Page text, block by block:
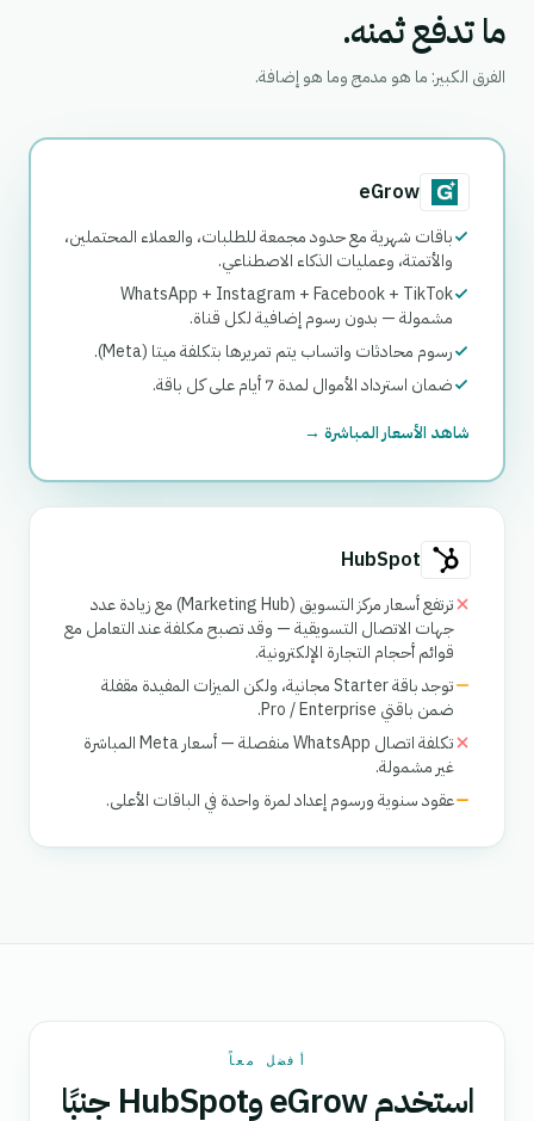
ما تدفع ثمنه.
الفرق الكبير: ما هو مدمج وما هو إضافة.
eGrow
باقات شهرية مع حدود مجمعة للطلبات، والعملاء المحتملين،
والأتمتة، وعمليات الذكاء الاصطناعي.
WhatsApp + Instagram + Facebook + TikTok
مشمولة — بدون رسوم إضافية لكل قناة.
رسوم محادثات واتساب يتم تمريرها بتكلفة ميتا (Meta).
ضمان استرداد الأموال لمدة 7 أيام على كل باقة.
شاهد الأسعار المباشرة →
HubSpot
ترتفع أسعار مركز التسويق (Marketing Hub) مع زيادة عدد
جهات الاتصال التسويقية — وقد تصبح مكلفة عند التعامل مع
قوائم أحجام التجارة الإلكترونية.
توجد باقة Starter مجانية، ولكن الميزات المفيدة مقفلة
ضمن باقتي Pro / Enterprise.
تكلفة اتصال WhatsApp منفصلة — أسعار Meta المباشرة
غير مشمولة.
عقود سنوية ورسوم إعداد لمرة واحدة في الباقات الأعلى.
أفضل معاً
استخدم eGrow وHubSpot جنبًا